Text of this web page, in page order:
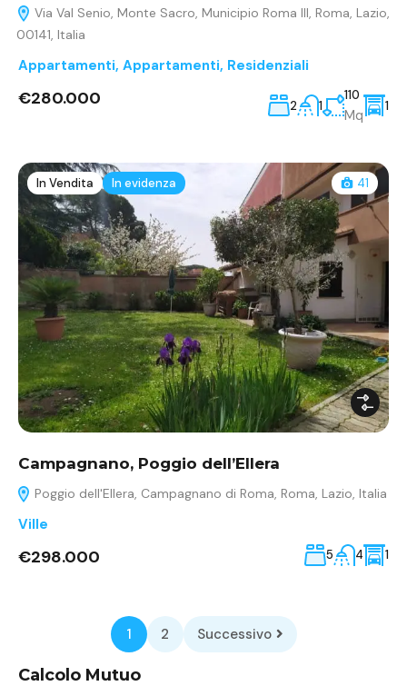
Via Val Senio, Monte Sacro, Municipio Roma III, Roma, Lazio,
00141, Italia
Appartamenti, Appartamenti, Residenziali
€280.000 2 1
110
Mq
1
In Vendita In evidenza 41
Campagnano, Poggio dell’Ellera
Poggio dell'Ellera, Campagnano di Roma, Roma, Lazio, Italia
Ville
€298.000 5 4 1
1 2 Successivo
Calcolo Mutuo